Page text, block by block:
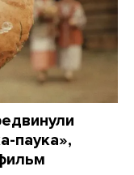
паука»,